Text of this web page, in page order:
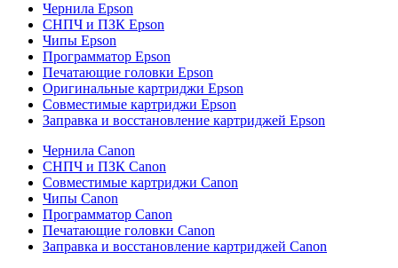
Чернила Epson
СНПЧ и ПЗК Epson
Чипы Epson
Программатор Epson
Печатающие головки Epson
Оригинальные картриджи Epson
Совместимые картриджи Epson
Заправка и восстановление картриджей Epson
Чернила Canon
СНПЧ и ПЗК Canon
Совместимые картриджи Canon
Чипы Canon
Программатор Canon
Печатающие головки Canon
Заправка и восстановление картриджей Canon